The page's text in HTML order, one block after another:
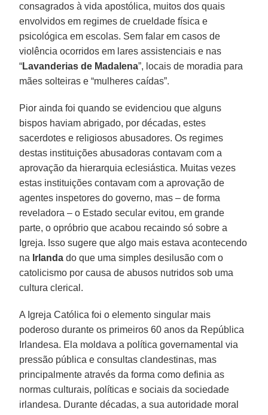
consagrados à vida apostólica, muitos dos quais
envolvidos em regimes de crueldade física e
psicológica em escolas. Sem falar em casos de
violência ocorridos em lares assistenciais e nas
“Lavanderias de Madalena”, locais de moradia para
mães solteiras e “mulheres caídas”.
Pior ainda foi quando se evidenciou que alguns
bispos haviam abrigado, por décadas, estes
sacerdotes e religiosos abusadores. Os regimes
destas instituições abusadoras contavam com a
aprovação da hierarquia eclesiástica. Muitas vezes
estas instituições contavam com a aprovação de
agentes inspetores do governo, mas – de forma
reveladora – o Estado secular evitou, em grande
parte, o opróbrio que acabou recaindo só sobre a
Igreja. Isso sugere que algo mais estava acontecendo
na Irlanda do que uma simples desilusão com o
catolicismo por causa de abusos nutridos sob uma
cultura clerical.
A Igreja Católica foi o elemento singular mais
poderoso durante os primeiros 60 anos da República
Irlandesa. Ela moldava a política governamental via
pressão pública e consultas clandestinas, mas
principalmente através da forma como definia as
normas culturais, políticas e sociais da sociedade
irlandesa. Durante décadas, a sua autoridade moral